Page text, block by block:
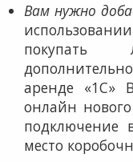
Вам нужно
аренде «1С»
онлайн
подключение
место